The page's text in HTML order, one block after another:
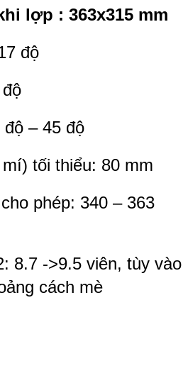
lợp : 363x315 mm
độ
– 45 độ
tối thiểu: 80 mm
phép: 340 – 363
8.7 ->9.5 viên, tùy vào
cách mè